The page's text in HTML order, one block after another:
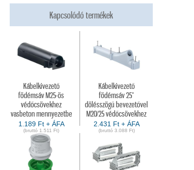
Kapcsolódó termékek
Kábelkivezető
födémsáv M25-ös
védőcsövekhez
vasbeton mennyezetbe
1.189 Ft + ÁFA
(bruttó 1.511 Ft)
Kábelkivezető
födémsáv 25°
dölésszögű bevezetővel
M20/25 védőcsövekhez
2.431 Ft + ÁFA
(bruttó 3.088 Ft)